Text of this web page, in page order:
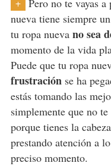
+ Pero no te vayas a
nueva tiene siempre
tu ropa nueva no sea
momento de la vida
Puede que tu ropa
frustraciónse ha
estás tomando las
simplemente que no
porque tienes la
prestando atención a
preciso momento.